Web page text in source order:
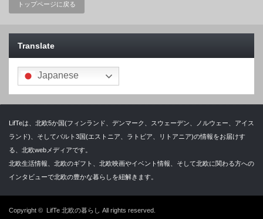
トップページに戻る
Translate
Japanese
LifTeは、北欧5か国(フィンランド、デンマーク、スウェーデン、ノルウェー、アイス
ランド)、そしてバルト3国(エストニア、ラトビア、リトアニア)の情報をお届けす
る、北欧webメディアです。
北欧生活情報、北欧のギフト、北欧映画やイベント情報、そして北欧に関わる方への
インタビューで北欧の豊かな暮らしを紐解きます。
Copyright © LifTe 北欧の暮らし All rights reserved.